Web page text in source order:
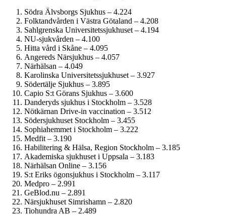
Södra Älvsborgs Sjukhus – 4.224
Folktandvården i Västra Götaland – 4.208
Sahlgrenska Universitets­sjukhuset – 4.194
NU-sjukvården – 4.100
Hitta vård i Skåne – 4.095
Angereds Närsjukhus – 4.057
Närhälsan – 4.049
Karolinska Universitets­sjukhuset – 3.927
Södertälje Sjukhus – 3.895
Capio S:t Görans Sjukhus – 3.600
Danderyds sjukhus i Stockholm – 3.528
Nötkärnan Drive-in vaccination – 3.512
Söder­sjukhuset Stockholm – 3.455
Sophiahemmet i Stockholm – 3.222
Medfit – 3.190
Habilitering & Hälsa, Region Stockholm – 3.185
Akademiska sjukhuset i Uppsala – 3.183
Närhälsan Online – 3.156
S:t Eriks ögonsjukhus i Stockholm – 3.117
Medpro – 2.991
GeBlod.nu – 2.891
Närsjukhuset Simrishamn – 2.820
Tiohundra AB – 2.489